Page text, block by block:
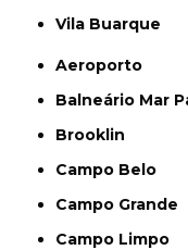
Vila Buarque
Aeroporto
Balneário Mar
Brooklin
Campo Belo
Campo Grande
Campo Limpo